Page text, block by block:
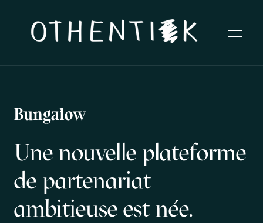
Une nouvelle plateforme
de partenariat
ambitieuse est née.